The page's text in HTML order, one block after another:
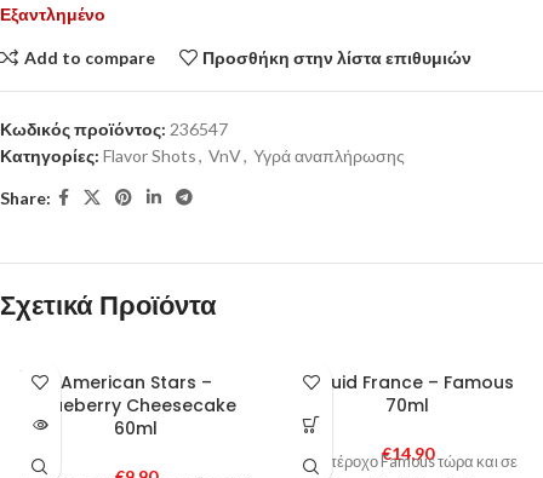
Εξαντλημένο
Add to compare Προσθήκη στην λίστα επιθυμιών
Κωδικός προϊόντος: 236547
Κατηγορίες: Flavor Shots, VnV, Υγρά αναπλήρωσης
Share:
Σχετικά Προϊόντα
SOLD
OUT
American Stars –
Blueberry Cheesecake
60ml
Eliquid France – Famous
70ml
€14,90
Το υπέροχο Famous τώρα και σε